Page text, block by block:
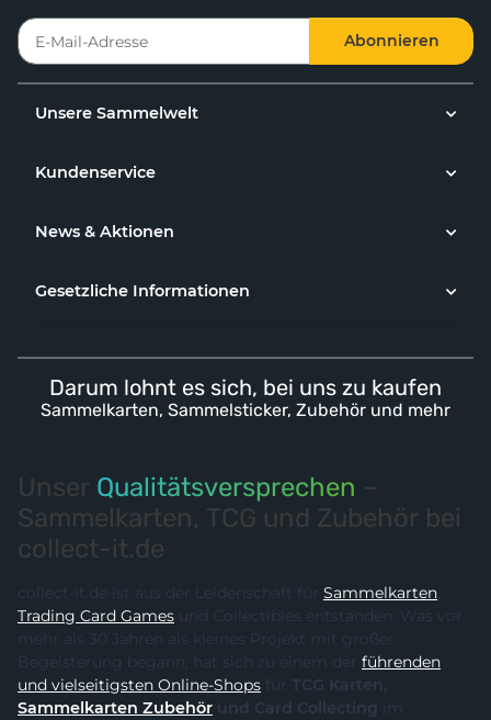
Abonnieren
Unsere Sammelwelt
Kundenservice
News & Aktionen
Gesetzliche Informationen
Darum lohnt es sich, bei uns zu kaufen
Sammelkarten, Sammelsticker, Zubehör und mehr
Unser Qualitätsversprechen –
Sammelkarten, TCG und Zubehör bei
collect-it.de
collect-it.de ist aus der Leidenschaft für Sammelkarten,
Trading Card Games und Collectibles entstanden. Was vor
mehr als 30 Jahren als kleines Projekt mit großer
Begeisterung begann, hat sich zu einem der führenden
und vielseitigsten Online-Shops für TCG Karten,
Sammelkarten Zubehör und Card Collecting
im